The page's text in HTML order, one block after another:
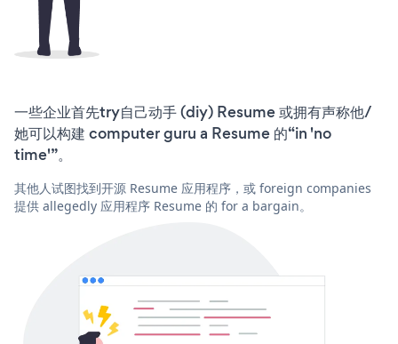
一些企业首先try自己动手 (diy) Resume 或拥有声称他/
她可以构建 computer guru a Resume 的“in 'no
time'”。
其他人试图找到开源 Resume 应用程序，或 foreign companies
提供 allegedly 应用程序 Resume 的 for a bargain。